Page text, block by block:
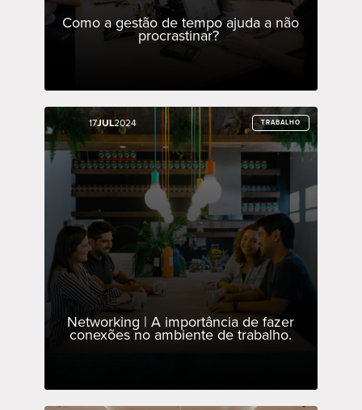
Como a gestão de tempo ajuda a não
procrastinar?
17JUL2024 TRABALHO
Networking | A importância de fazer
conexões no ambiente de trabalho.
17JUL2024 TRABALHO